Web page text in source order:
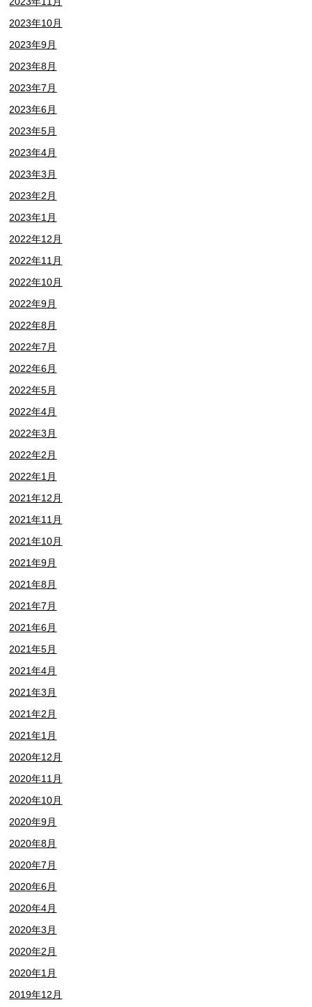
2023年10月
2023年9月
2023年8月
2023年7月
2023年6月
2023年5月
2023年4月
2023年3月
2023年2月
2023年1月
2022年12月
2022年11月
2022年10月
2022年9月
2022年8月
2022年7月
2022年6月
2022年5月
2022年4月
2022年3月
2022年2月
2022年1月
2021年12月
2021年11月
2021年10月
2021年9月
2021年8月
2021年7月
2021年6月
2021年5月
2021年4月
2021年3月
2021年2月
2021年1月
2020年12月
2020年11月
2020年10月
2020年9月
2020年8月
2020年7月
2020年6月
2020年4月
2020年3月
2020年2月
2020年1月
2019年12月